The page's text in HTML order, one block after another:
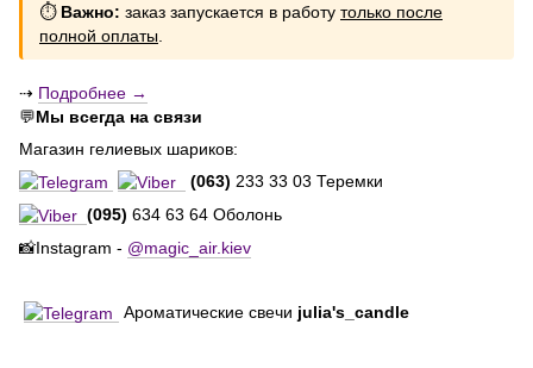
⏱ Важно: заказ запускается в работу только после
полной оплаты
⇢ Подробнее →
💬Мы всегда на связи
Магазин гелиевых шариков:
(063) 233 33 03 Теремки
(095) 634 63 64 Оболонь
📸Instagram - @magic_air.kiev
Ароматические свечи julia's_candle